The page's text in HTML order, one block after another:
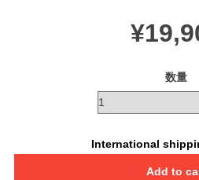
数量
International
Add to